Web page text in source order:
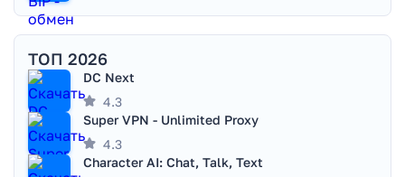
ТОП 2026
DC Next
4.3
Super VPN - Unlimited Proxy
4.3
Character AI: Chat, Talk, Text